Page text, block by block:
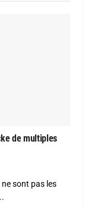
de multiples
sont pas les